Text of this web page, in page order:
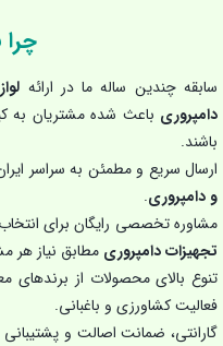
چرا
سابقه چندین ساله ما در ارائه
دامپروری باعث شده مشتریان به
باشند.
ارسال سریع و مطمئن به سراسر
و دامپروری.
مشاوره تخصصی رایگان برای
تجهیزات دامپروری مطابق نیاز هر
تنوع بالای محصولات از برندهای
فعالیت کشاورزی و باغبانی.
گارانتی، ضمانت اصالت و